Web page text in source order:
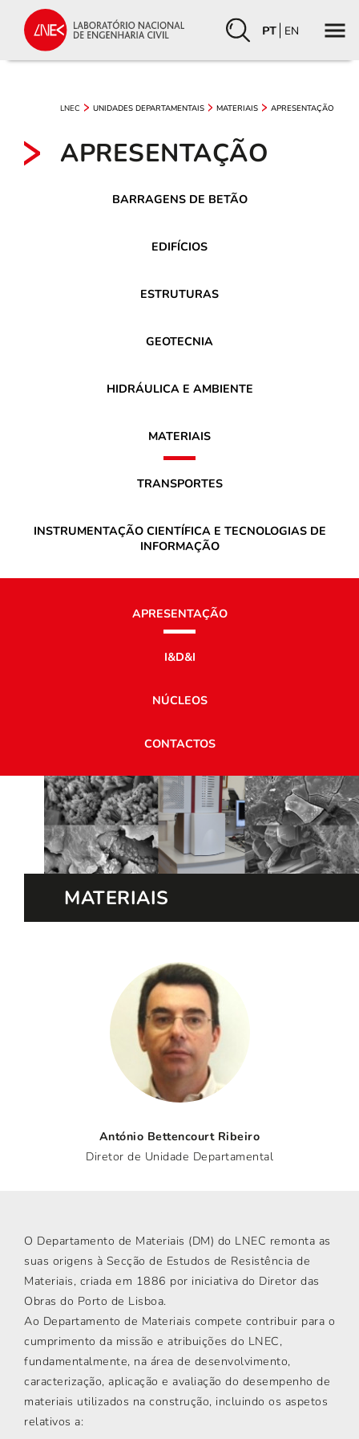
PT EN
LNEC UNIDADES DEPARTAMENTAIS MATERIAIS APRESENTAÇÃO
APRESENTAÇÃO
BARRAGENS DE BETÃO
EDIFÍCIOS
ESTRUTURAS
GEOTECNIA
HIDRÁULICA E AMBIENTE
MATERIAIS
TRANSPORTES
INSTRUMENTAÇÃO CIENTÍFICA E TECNOLOGIAS DE
INFORMAÇÃO
APRESENTAÇÃO
I&D&I
NÚCLEOS
CONTACTOS
MATERIAIS
António Bettencourt Ribeiro
Diretor de Unidade Departamental
O Departamento de Materiais (DM) do LNEC remonta as
suas origens à Secção de Estudos de Resistência de
Materiais, criada em 1886 por iniciativa do Diretor das
Obras do Porto de Lisboa.
Ao Departamento de Materiais compete contribuir para o
cumprimento da missão e atribuições do LNEC,
fundamentalmente, na área de desenvolvimento,
caracterização, aplicação e avaliação do desempenho de
materiais utilizados na construção, incluindo os aspetos
relativos a: